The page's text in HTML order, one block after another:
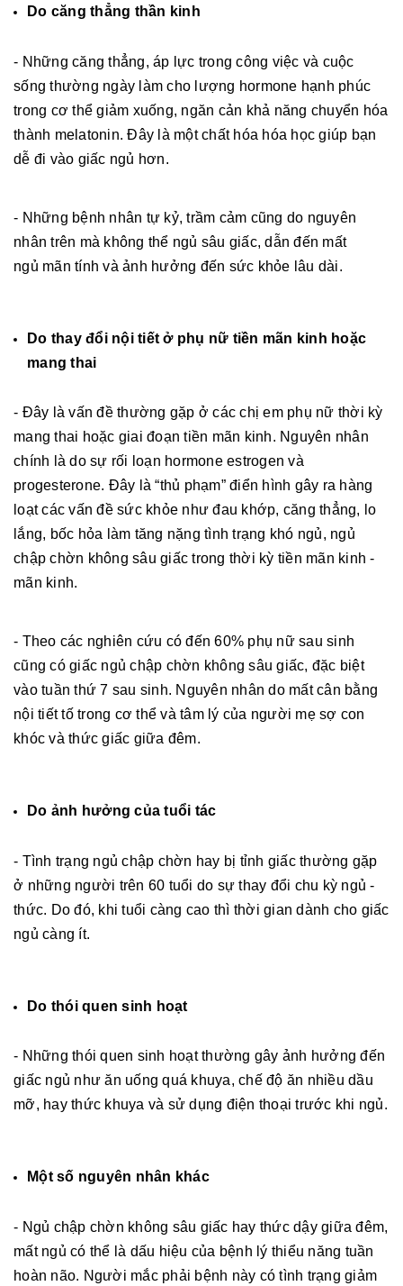
Do căng thẳng thần kinh
- Những căng thẳng, áp lực trong công việc và cuộc
sống thường ngày làm cho lượng hormone hạnh phúc
trong cơ thể giảm xuống, ngăn cản khả năng chuyển hóa
thành melatonin. Đây là một chất hóa hóa học giúp bạn
dễ đi vào giấc ngủ hơn.
- Những bệnh nhân tự kỷ, trầm cảm cũng do nguyên
nhân trên mà không thể ngủ sâu giấc, dẫn đến mất
ngủ mãn tính và ảnh hưởng đến sức khỏe lâu dài.
Do thay đổi nội tiết ở phụ nữ tiền mãn kinh hoặc
mang thai
- Đây là vấn đề thường gặp ở các chị em phụ nữ thời kỳ
mang thai hoặc giai đoạn tiền mãn kinh. Nguyên nhân
chính là do sự rối loạn hormone estrogen và
progesterone. Đây là “thủ phạm” điển hình gây ra hàng
loạt các vấn đề sức khỏe như đau khớp, căng thẳng, lo
lắng, bốc hỏa làm tăng nặng tình trạng khó ngủ, ngủ
chập chờn không sâu giấc trong thời kỳ tiền mãn kinh -
mãn kinh.
- Theo các nghiên cứu có đến 60% phụ nữ sau sinh
cũng có giấc ngủ chập chờn không sâu giấc, đặc biệt
vào tuần thứ 7 sau sinh. Nguyên nhân do mất cân bằng
nội tiết tố trong cơ thể và tâm lý của người mẹ sợ con
khóc và thức giấc giữa đêm.
Do ảnh hưởng của tuổi tác
- Tình trạng ngủ chập chờn hay bị tỉnh giấc thường gặp
ở những người trên 60 tuổi do sự thay đổi chu kỳ ngủ -
thức. Do đó, khi tuổi càng cao thì thời gian dành cho giấc
ngủ càng ít.
Do thói quen sinh hoạt
- Những thói quen sinh hoạt thường gây ảnh hưởng đến
giấc ngủ như ăn uống quá khuya, chế độ ăn nhiều dầu
mỡ, hay thức khuya và sử dụng điện thoại trước khi ngủ.
Một số nguyên nhân khác
- Ngủ chập chờn không sâu giấc hay thức dậy giữa đêm,
mất ngủ có thể là dấu hiệu của bệnh lý thiểu năng tuần
hoàn não. Người mắc phải bệnh này có tình trạng giảm